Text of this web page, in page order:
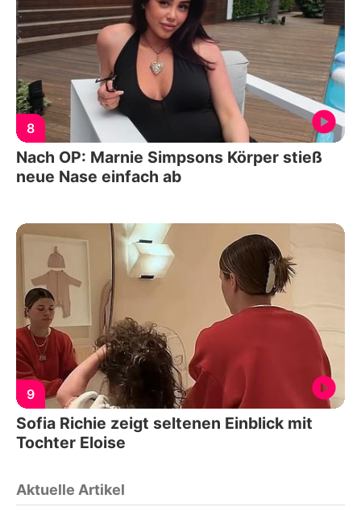
8
Nach OP: Marnie Simpsons Körper stieß
neue Nase einfach ab
9
Sofia Richie zeigt seltenen Einblick mit
Tochter Eloise
Aktuelle Artikel